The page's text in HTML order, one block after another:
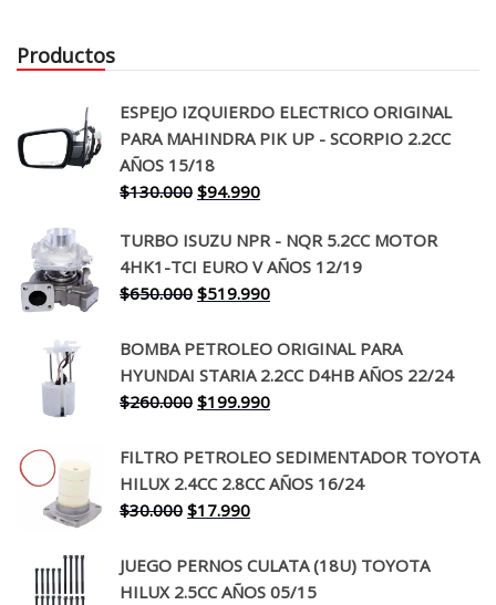
Productos
ESPEJO IZQUIERDO ELECTRICO ORIGINAL
PARA MAHINDRA PIK UP - SCORPIO 2.2CC
AÑOS 15/18
$130.000 El
original
era:
$130.000.
$94.990El
actual
es:
$94.990.
TURBO ISUZU NPR - NQR 5.2CC MOTOR
4HK1-TCI EURO V AÑOS 12/19
$650.000 El
original
era:
$650.000.
$519.990El
actual
es:
$519.990.
BOMBA PETROLEO ORIGINAL PARA
HYUNDAI STARIA 2.2CC D4HB AÑOS 22/24
$260.000 El
original
era:
$260.000.
$199.990El
actual
es:
FILTRO PETROLEO SEDIMENTADOR TOYOTA
HILUX 2.4CC 2.8CC AÑOS 16/24
$30.000 El
original
era:
$17.990El
actual
es:
JUEGO PERNOS CULATA (18U) TOYOTA
HILUX 2.5CC AÑOS 05/15